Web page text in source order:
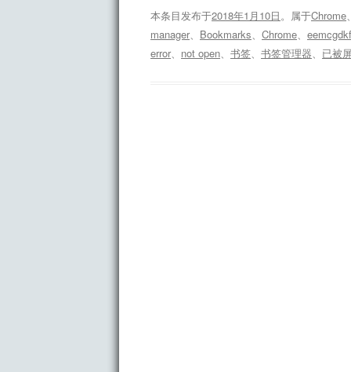
本条目发布于2018年1月10日。属于Chrome
manager、 Bookmarks、 Chrome、
error、 not open、 书签、 书签管理器、 已被